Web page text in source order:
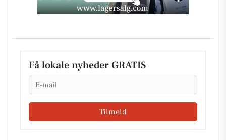
Få lokale nyheder GRATIS
Email
Tilmeld